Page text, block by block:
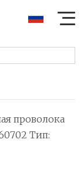
проволока
Тип: